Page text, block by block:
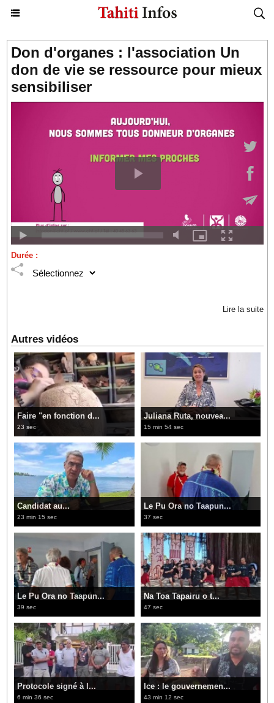
Don d'organes : l'association Un
don de vie se ressource pour mieux
sensibiliser
Durée :
Lire la suite
Autres vidéos
Faire "en fonction d...
23 sec
Juliana Ruta, nouvea...
15 min 54 sec
Candidat au...
23 min 15 sec
Le Pu Ora no Taapun...
37 sec
Le Pu Ora no Taapun...
39 sec
Na Toa Tapairu o t...
47 sec
Protocole signé à l...
6 min 36 sec
Ice : le gouvernemen...
43 min 12 sec